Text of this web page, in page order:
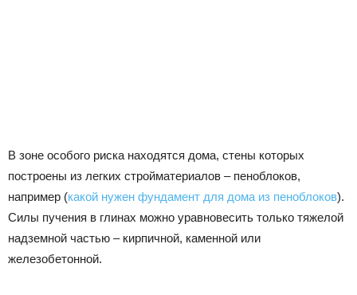
В зоне особого риска находятся дома, стены которых
построены из легких стройматериалов – пеноблоков,
например (какой нужен фундамент для дома из пеноблоков).
Силы пучения в глинах можно уравновесить только тяжелой
надземной частью – кирпичной, каменной или
железобетонной.